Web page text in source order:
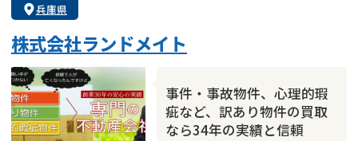
兵庫県
株式会社ランドメイト
事件・事故物件、心理的瑕
疵など、訳あり物件の買取
なら34年の実績と信頼